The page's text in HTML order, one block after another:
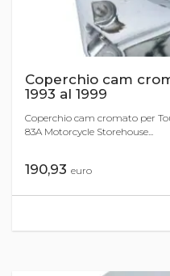
Coperchio cam
1993 al 1999
Coperchio cam cromato per
83A Motorcycle Storehouse...
190,93 euro